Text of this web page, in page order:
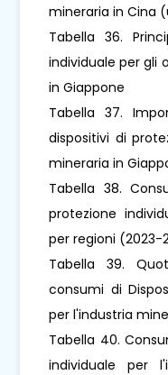
mineraria in Cina
Tabella 36.
individuale per gli
in Giappone
Tabella 37.
dispositivi di
mineraria in
Tabella 38.
protezione
per regioni (2023-
Tabella 39.
consumi di
per l'industria
Tabella 40.
individuale per